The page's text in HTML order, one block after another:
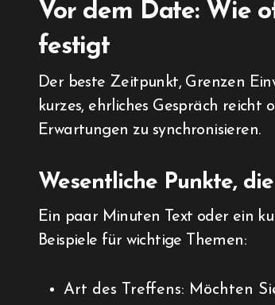
Vor dem Date: Wie
festigt
Der beste Zeitpunkt, Grenzen
kurzes, ehrliches Gespräch
Erwartungen zu synchronisieren.
Wesentliche Punkte,
Ein paar Minuten Text oder ein
Beispiele für wichtige Themen:
Art des Treffens: Möchten